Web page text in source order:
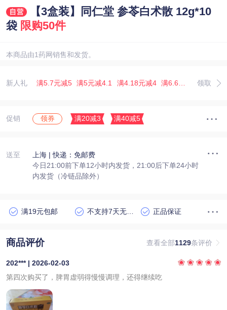
【3盒装】同仁堂 参苓白术散 12g*10
袋 限购50件
本商品由1药网销售和发货。
新人礼 领取
满5.7元减5 满5元减4.1 满4.18元减4 满6.67元减5.07 满
促销 领券 满20减3 满40减5
送至 上海 | 快递：免邮费
今日21:00前下单12小时内发货，21:00后下单24小时
内发货（冷链品除外）
满19元包邮 正品保证
商品评价 查看全部1129条评价
202*** | 2026-02-03
第四次购买了，脾胃虚弱得慢慢调理，还得继续吃